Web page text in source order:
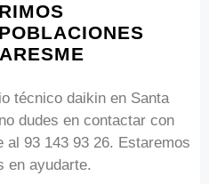
técnico daikin en Santa
dudes en contactar con
al 93 143 93 26. Estaremos
en ayudarte.